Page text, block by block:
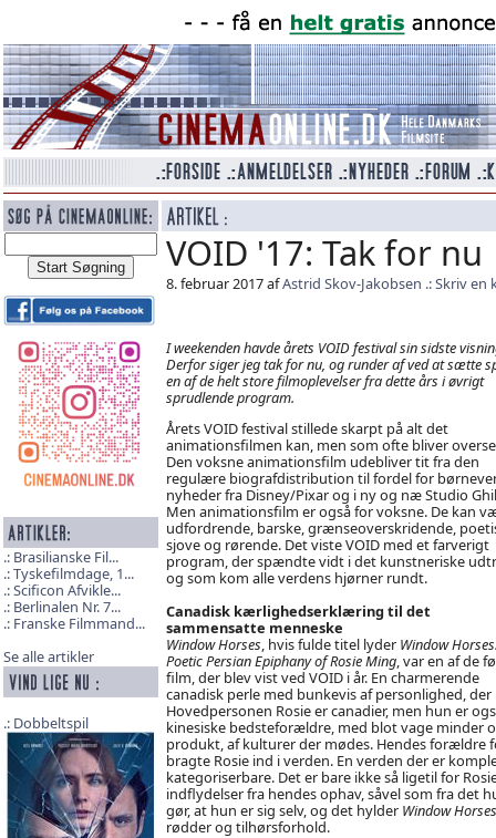
Brasilianske Fil...
Tyskefilmdage, 1...
Scificon Afvikle...
Berlinalen Nr. 7...
Franske Filmmand...
Se alle artikler
Dobbeltspil
VOID '17: Tak for nu
8. februar 2017 afAstrid Skov-Jakobsen Skriv en
I weekenden havde årets VOID festival sin sidste
Derfor siger jeg tak for nu, og runder af ved at sætte
en af de helt store filmoplevelser fra dette års i øvrigt
sprudlende program.
Årets VOID festival stillede skarpt på alt det
animationsfilmen kan, men som ofte bliver
Den voksne animationsfilm udebliver tit fra den
regulære biografdistribution til fordel for
nyheder fra Disney/Pixar og i ny og næ Studio
Men animationsfilm er også for voksne. De kan
udfordrende, barske, grænseoverskridende,
sjove og rørende. Det viste VOID med et farverigt
program, der spændte vidt i det kunstneriske
og som kom alle verdens hjørner rundt.
Canadisk kærlighedserklæring til det
sammensatte menneske
Window Horses , hvis fulde titel lyder Window
Poetic Persian Epiphany of Rosie Ming, var en af de
film, der blev vist ved VOID i år. En charmerende
canadisk perle med bunkevis af personlighed,
Hovedpersonen Rosie er canadier, men hun er
kinesiske bedsteforældre, med blot vage minder
produkt, af kulturer der mødes. Hendes forældre
bragte Rosie ind i verden. En verden der er
kategoriserbare. Det er bare ikke så ligetil for
indflydelser fra hendes ophav, såvel som fra det
gør, at hun er sig selv, og det hylder Window Horses
rødder og tilhørsforhold.